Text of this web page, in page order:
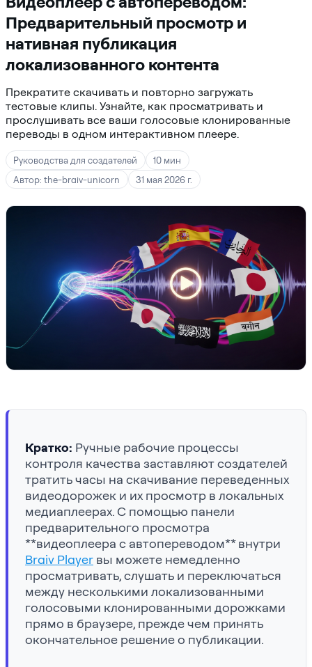
Предварительный просмотр и
нативная публикация
локализованного контента
Прекратите скачивать и повторно загружать
тестовые клипы. Узнайте, как просматривать и
прослушивать все ваши голосовые клонированные
переводы в одном интерактивном плеере.
Руководства для создателей
10 мин
Автор: the-braiv-unicorn
31 мая 2026 г.
Кратко: Ручные рабочие процессы
контроля качества заставляют создателей
тратить часы на скачивание переведенных
видеодорожек и их просмотр в локальных
медиаплеерах. С помощью панели
предварительного просмотра
**видеоплеера с автопереводом** внутри
Braiv Player вы можете немедленно
просматривать, слушать и переключаться
между несколькими локализованными
голосовыми клонированными дорожками
прямо в браузере, прежде чем принять
окончательное решение о публикации.